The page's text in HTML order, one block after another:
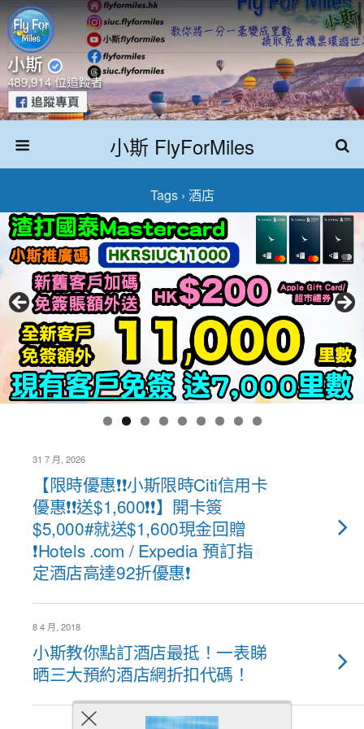
小斯 FlyForMiles
Tags › 酒店
31 7 月, 2026
【限時優惠❗❗小斯限時Citi信用卡
優惠❗❗送$1,600❗❗】開卡簽
$5,000#就送$1,600現金回贈
❗Hotels .com / Expedia 預訂指
定酒店高達92折優惠❗
8 4 月, 2018
小斯教你點訂酒店最抵！一表睇
晒三大預約酒店網折扣代碼！